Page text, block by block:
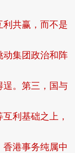
共赢，而不是
动集团政治和阵
逞。第三，国与
利基础之上，
港事务纯属中